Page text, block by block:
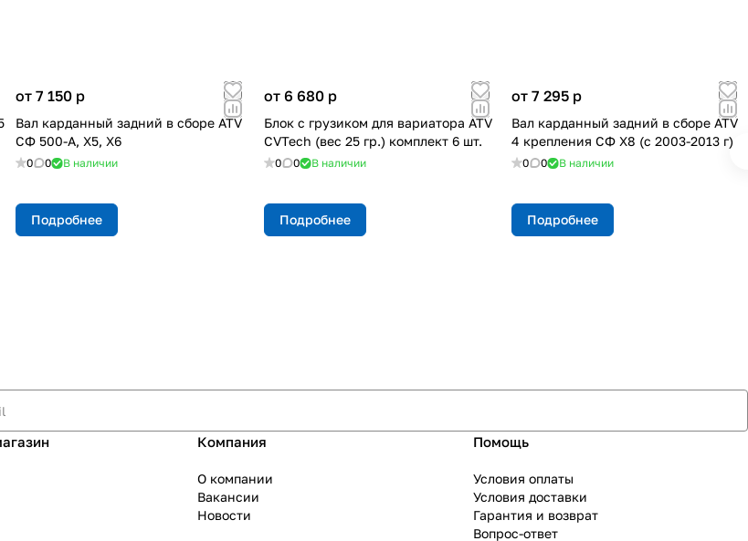
от 7 150 p
Вал карданный задний в сборе ATV
СФ 500-A, X5, X6
0 0 В наличии
Подробнее
от 6 680 p
Блок с грузиком для вариатора ATV
CVTech (вес 25 гр.) комплект 6 шт.
0 0 В наличии
Подробнее
от 7 295 p
Вал карданный задний в сборе ATV
4 крепления СФ X8 (с 2003-2013 г)
0 0 В наличии
Подробнее
Компания
О компании
Вакансии
Новости
Помощь
Условия оплаты
Условия доставки
Гарантия и возврат
Вопрос-ответ